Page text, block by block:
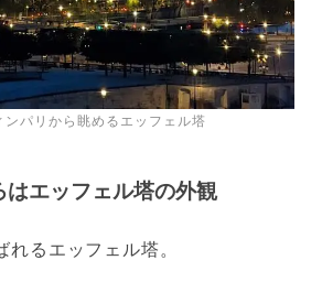
ンパリから眺めるエッフェル塔
はエッフェル塔の外観
るエッフェル塔。